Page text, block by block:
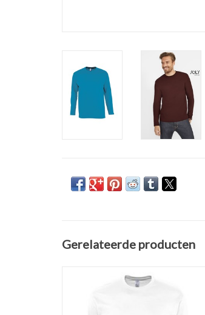
Gerelateerde producten
hals 'Monarch' van Sol's.Verkrijgbaar in 11